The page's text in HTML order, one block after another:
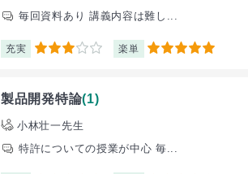
毎回資料あり 講義内容は難し...
充実 3 楽単 5
製品開発特論(1)
小林壮一先生
特許についての授業が中心 毎...